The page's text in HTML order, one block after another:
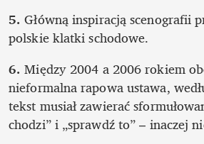
5. Główną inspiracją scenografii
polskie klatki schodowe.
6. Między 2004 a 2006 rokiem
nieformalna rapowa ustawa,
tekst musiał zawierać
chodzi” i „sprawdź to” – inaczej